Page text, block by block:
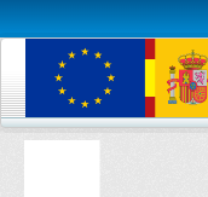
Conjuntos de datos